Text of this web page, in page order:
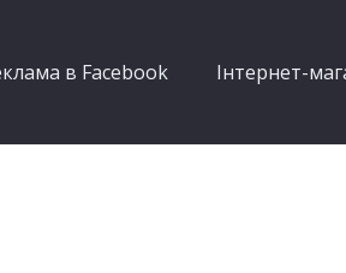
в Facebook Інтернет-